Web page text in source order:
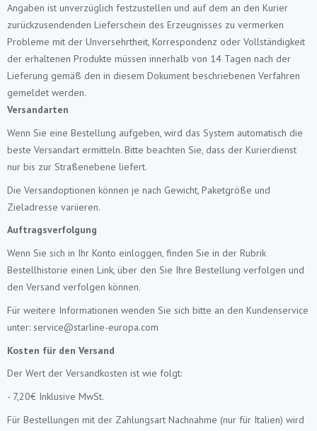
Angaben ist unverzüglich festzustellen und auf dem an den Kurier
zurückzusendenden Lieferschein des Erzeugnisses zu vermerken
Probleme mit der Unversehrtheit, Korrespondenz oder Vollständigkeit
der erhaltenen Produkte müssen innerhalb von 14 Tagen nach der
Lieferung gemäß den in diesem Dokument beschriebenen Verfahren
gemeldet werden.
Versandarten
Wenn Sie eine Bestellung aufgeben, wird das System automatisch die
beste Versandart ermitteln. Bitte beachten Sie, dass der Kurierdienst
nur bis zur Straßenebene liefert.
Die Versandoptionen können je nach Gewicht, Paketgröße und
Zieladresse variieren.
Auftragsverfolgung
Wenn Sie sich in Ihr Konto einloggen, finden Sie in der Rubrik
Bestellhistorie einen Link, über den Sie Ihre Bestellung verfolgen und
den Versand verfolgen können.
Für weitere Informationen wenden Sie sich bitte an den Kundenservice
unter: service@starline-europa.com
Kosten für den Versand
Der Wert der Versandkosten ist wie folgt:
- 7,20€ Inklusive MwSt.
Für Bestellungen mit der Zahlungsart Nachnahme (nur für Italien) wird